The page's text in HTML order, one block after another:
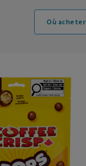
Où acheter